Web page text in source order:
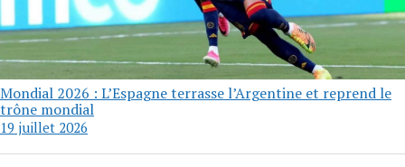
Mondial 2026 : L’Espagne terrasse l’Argentine et reprend le
trône mondial
19 juillet 2026